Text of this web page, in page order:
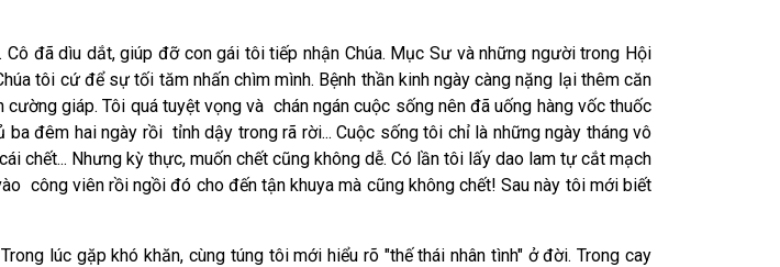
đã dìu dắt, giúp đỡ con gái tôi tiếp nhận Chúa. Mục Sư và những người trong Hội
tôi cứ để sự tối tăm nhấn chìm mình. Bệnh thần kinh ngày càng nặng lại thêm căn
giáp. Tôi quá tuyệt vọng và chán ngán cuộc sống nên đã uống hàng vốc thuốc
đêm hai ngày rồi tỉnh dậy trong rã rời... Cuộc sống tôi chỉ là những ngày tháng vô
chết... Nhưng kỳ thực, muốn chết cũng không dễ. Có lần tôi lấy dao lam tự cắt mạch
công viên rồi ngồi đó cho đến tận khuya mà cũng không chết! Sau này tôi mới biết
lúc gặp khó khăn, cùng túng tôi mới hiểu rõ "thế thái nhân tình" ở đời. Trong cay